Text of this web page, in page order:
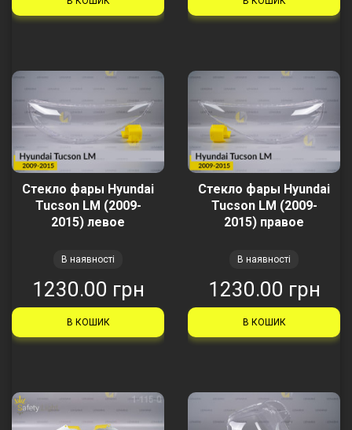
Стекло фары Hyundai
Tucson LM (2009-
2015) левое
В наявності
1230.00 грн
В КОШИК
Стекло фары Hyundai
Tucson LM (2009-
2015) правое
В наявності
1230.00 грн
В КОШИК